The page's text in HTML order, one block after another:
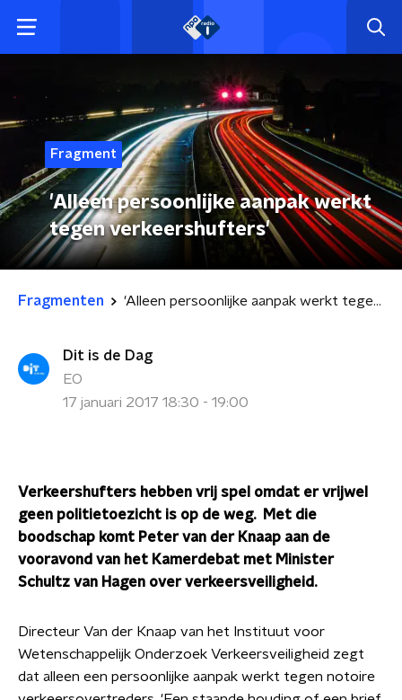
Fragment
'Alleen persoonlijke aanpak werkt
tegen verkeershufters'
Fragmenten 'Alleen persoonlijke aanpak werkt tegen verkeershufters'
Dit is de Dag
EO
17 januari 2017 18:30 - 19:00
Verkeershufters hebben vrij spel omdat er vrijwel
geen politietoezicht is op de weg. Met die
boodschap komt Peter van der Knaap aan de
vooravond van het Kamerdebat met Minister
Schultz van Hagen over verkeersveiligheid.
Directeur Van der Knaap van het Instituut voor
Wetenschappelijk Onderzoek Verkeersveiligheid zegt
dat alleen een persoonlijke aanpak werkt tegen notoire